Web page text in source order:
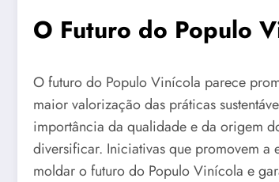
O Futuro do Populo
O futuro do Populo Vinícola parece
maior valorização das práticas
importância da qualidade e da origem
diversificar. Iniciativas que promovem a
moldar o futuro do Populo Vinícola e